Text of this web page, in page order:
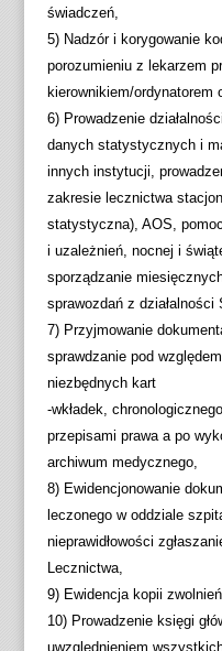
świadczeń,
5) Nadzór i korygowanie
porozumieniu z lekarzem
kierownikiem/ordynatorem
6) Prowadzenie
danych statystycznych i
innych instytucji,
zakresie lecznictwa
statystyczna), AOS,
i uzależnień, nocnej i
sporządzanie
sprawozdań z działalności
7) Przyjmowanie
sprawdzanie pod
niezbędnych kart
-wkładek,
przepisami prawa a po
archiwum medycznego,
8) Ewidencjonowanie
leczonego w oddziale
nieprawidłowości
Lecznictwa,
9) Ewidencja kopii
10) Prowadzenie księgi
uwzględnieniem